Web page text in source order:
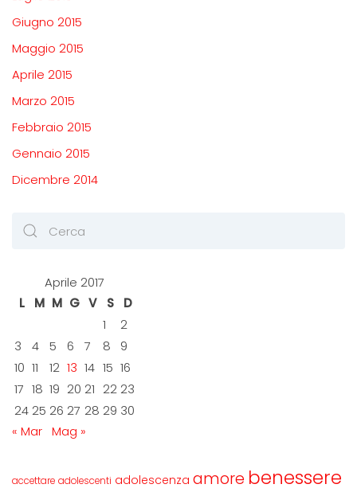
Giugno 2015
Maggio 2015
Aprile 2015
Marzo 2015
Febbraio 2015
Gennaio 2015
Dicembre 2014
Aprile 2017
L
M M G V S
D
1
2
3
4 5 6 7 8
9
10 11 12 13 14 15 16
17 18 19 20 21 22 23
24 25 26 27 28 29 30
« Mar Mag »
accettare adolescenti adolescenza amore benessere